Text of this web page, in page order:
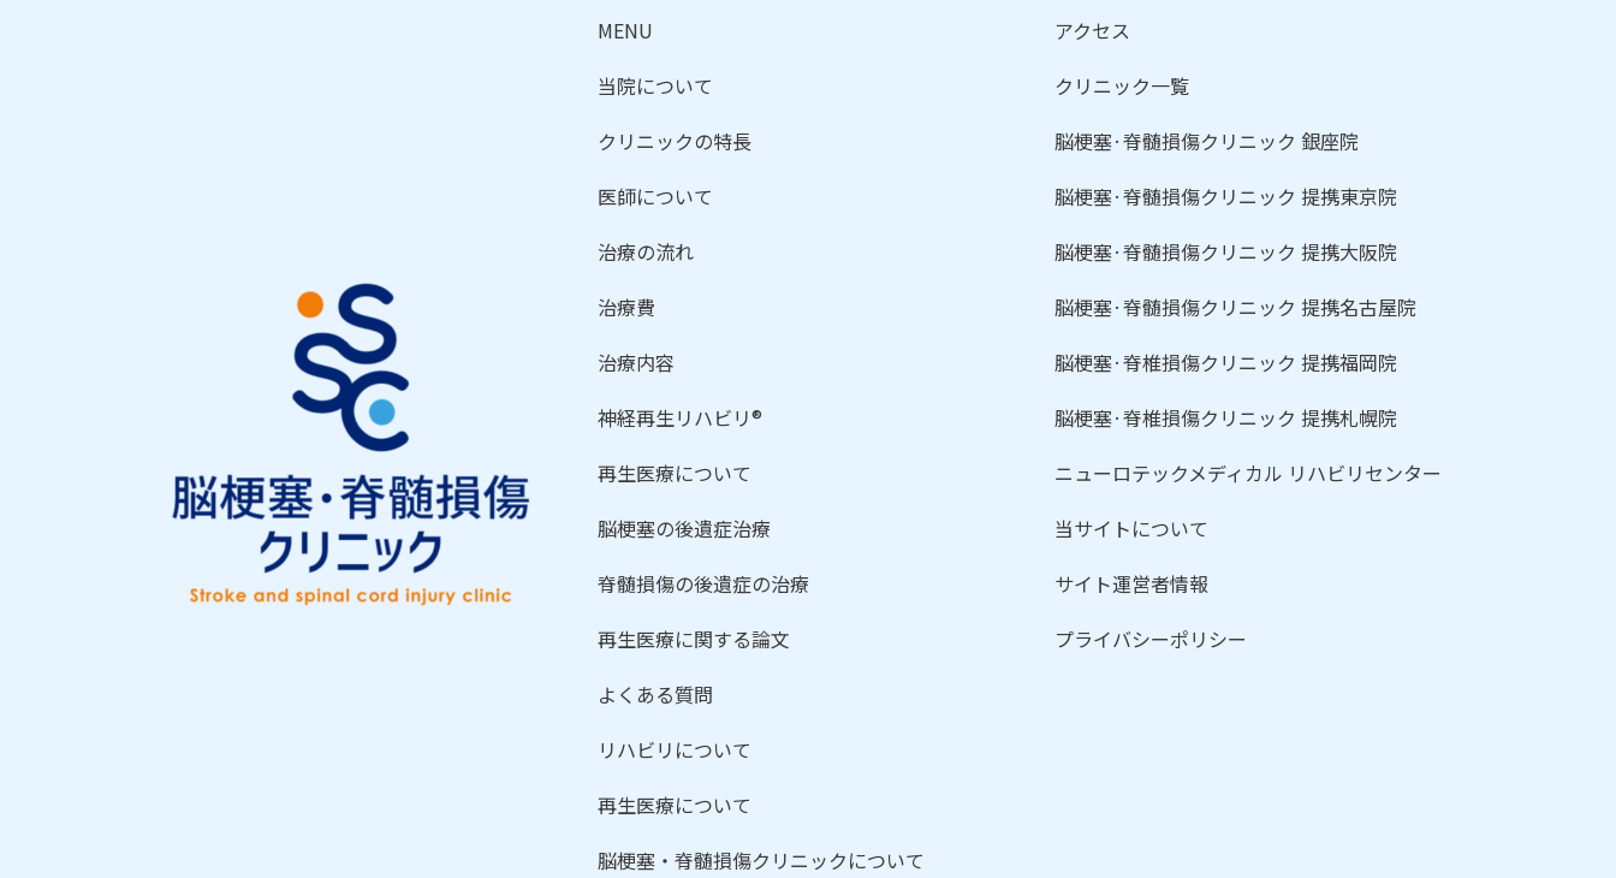
MENU
当院について
クリニックの特長
医師について
治療の流れ
治療費
治療内容
神経再生リハビリ®
再生医療について
脳梗塞の後遺症治療
脊髄損傷の後遺症の治療
再生医療に関する論文
よくある質問
リハビリについて
再生医療について
脳梗塞・脊髄損傷クリニックについて
アクセス
クリニック一覧
脳梗塞·脊髄損傷クリニック 銀座院
脳梗塞·脊髄損傷クリニック 提携東京院
脳梗塞·脊髄損傷クリニック 提携大阪院
脳梗塞·脊髄損傷クリニック 提携名古屋院
脳梗塞·脊椎損傷クリニック 提携福岡院
脳梗塞·脊椎損傷クリニック 提携札幌院
ニューロテックメディカル リハビリセンター
当サイトについて
サイト運営者情報
プライバシーポリシー